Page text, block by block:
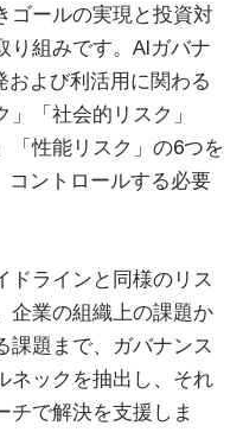
ゴールの実現と投資対
り組みです。AIガバナ
および利活用に関わる
」「社会的リスク」
「性能リスク」の6つを
コントロールする必要
ドラインと同様のリス
企業の組織上の課題か
課題まで、ガバナンス
ネックを抽出し、それ
チで解決を支援しま